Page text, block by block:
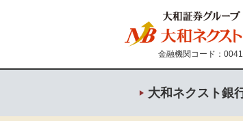
金融機関コード：0041
大和ネクスト銀